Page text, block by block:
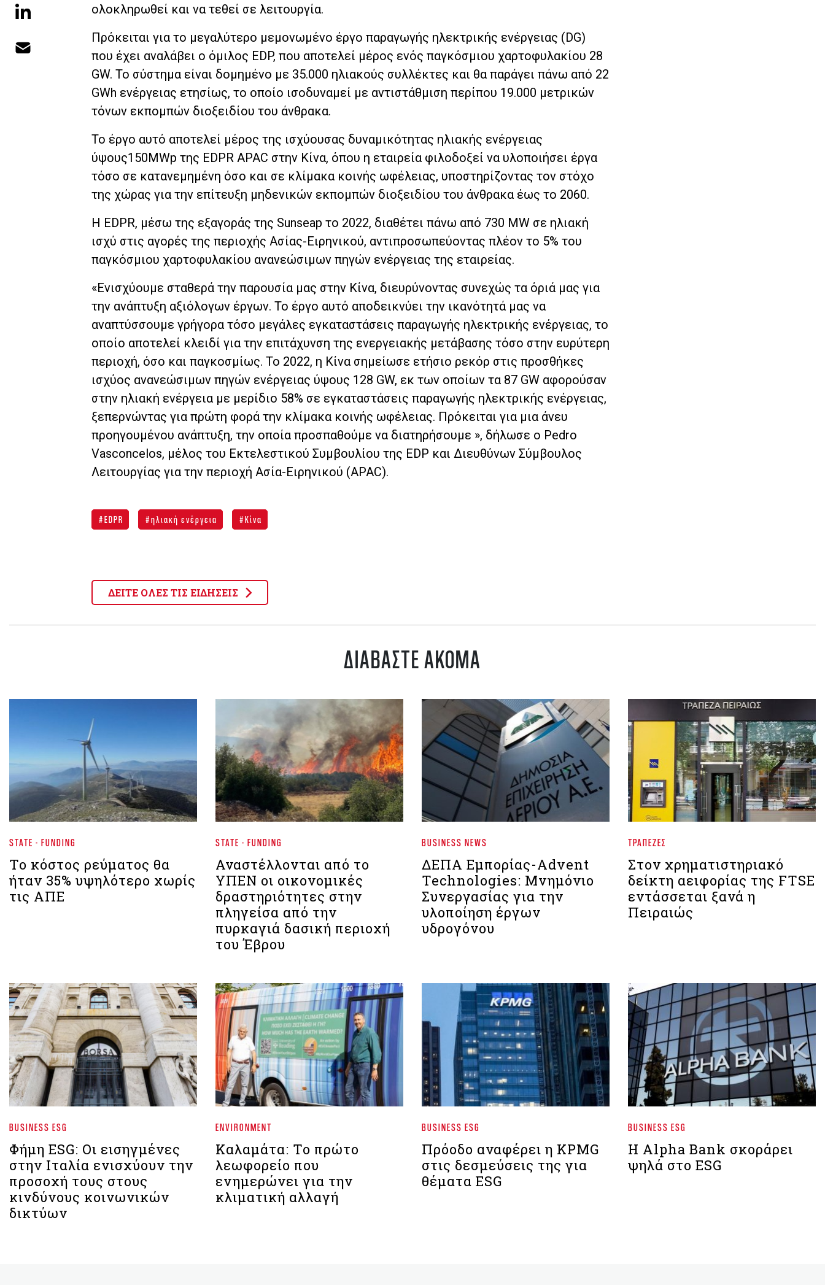
ολοκληρωθεί και να τεθεί σε λειτουργία.
Πρόκειται για το μεγαλύτερο μεμονωμένο έργο παραγωγής ηλεκτρικής ενέργειας (DG)
που έχει αναλάβει ο όμιλος EDP, που αποτελεί μέρος ενός παγκόσμιου χαρτοφυλακίου 28
GW. Το σύστημα είναι δομημένο με 35.000 ηλιακούς συλλέκτες και θα παράγει πάνω από 22
GWh ενέργειας ετησίως, το οποίο ισοδυναμεί με αντιστάθμιση περίπου 19.000 μετρικών
τόνων εκπομπών διοξειδίου του άνθρακα.
Το έργο αυτό αποτελεί μέρος της ισχύουσας δυναμικότητας ηλιακής ενέργειας
ύψους150MWp της EDPR APAC στην Κίνα, όπου η εταιρεία φιλοδοξεί να υλοποιήσει έργα
τόσο σε κατανεμημένη όσο και σε κλίμακα κοινής ωφέλειας, υποστηρίζοντας τον στόχο
της χώρας για την επίτευξη μηδενικών εκπομπών διοξειδίου του άνθρακα έως το 2060.
Η EDPR, μέσω της εξαγοράς της Sunseap το 2022, διαθέτει πάνω από 730 MW σε ηλιακή
ισχύ στις αγορές της περιοχής Ασίας-Ειρηνικού, αντιπροσωπεύοντας πλέον το 5% του
παγκόσμιου χαρτοφυλακίου ανανεώσιμων πηγών ενέργειας της εταιρείας.
«Ενισχύουμε σταθερά την παρουσία μας στην Κίνα, διευρύνοντας συνεχώς τα όριά μας για
την ανάπτυξη αξιόλογων έργων. Το έργο αυτό αποδεικνύει την ικανότητά μας να
αναπτύσσουμε γρήγορα τόσο μεγάλες εγκαταστάσεις παραγωγής ηλεκτρικής ενέργειας, το
οποίο αποτελεί κλειδί για την επιτάχυνση της ενεργειακής μετάβασης τόσο στην ευρύτερη
περιοχή, όσο και παγκοσμίως. Το 2022, η Κίνα σημείωσε ετήσιο ρεκόρ στις προσθήκες
ισχύος ανανεώσιμων πηγών ενέργειας ύψους 128 GW, εκ των οποίων τα 87 GW αφορούσαν
στην ηλιακή ενέργεια με μερίδιο 58% σε εγκαταστάσεις παραγωγής ηλεκτρικής ενέργειας,
ξεπερνώντας για πρώτη φορά την κλίμακα κοινής ωφέλειας. Πρόκειται για μια άνευ
προηγουμένου ανάπτυξη, την οποία προσπαθούμε να διατηρήσουμε », δήλωσε ο Pedro
Vasconcelos, μέλος του Εκτελεστικού Συμβουλίου της EDP και Διευθύνων Σύμβουλος
Λειτουργίας για την περιοχή Ασία-Ειρηνικού (APAC).
EDPR ηλιακή ενέργεια Κίνα
ΔΕΙΤΕ ΟΛΕΣ ΤΙΣ ΕΙΔΗΣΕΙΣ
ΔΙΑΒΑΣΤΕ ΑΚΟΜΑ
STATE - FUNDING
Το κόστος ρεύματος θα
ήταν 35% υψηλότερο χωρίς
τις ΑΠΕ
STATE - FUNDING
Αναστέλλονται από το
ΥΠΕΝ οι οικονομικές
δραστηριότητες στην
πληγείσα από την
πυρκαγιά δασική περιοχή
του Έβρου
BUSINESS NEWS
ΔΕΠΑ Εμπορίας-Advent
Technologies: Μνημόνιο
Συνεργασίας για την
υλοποίηση έργων
υδρογόνου
ΤΡΆΠΕΖΕΣ
Στον χρηματιστηριακό
δείκτη αειφορίας της FTSE
εντάσσεται ξανά η
Πειραιώς
BUSINESS ESG
Φήμη ESG: Οι εισηγμένες
στην Ιταλία ενισχύουν την
προσοχή τους στους
κινδύνους κοινωνικών
δικτύων
ENVIRONMENT
Καλαμάτα: Το πρώτο
λεωφορείο που
ενημερώνει για την
κλιματική αλλαγή
BUSINESS ESG
Πρόοδο αναφέρει η KPMG
στις δεσμεύσεις της για
θέματα ESG
BUSINESS ESG
Η Alpha Bank σκοράρει
ψηλά στο ESG